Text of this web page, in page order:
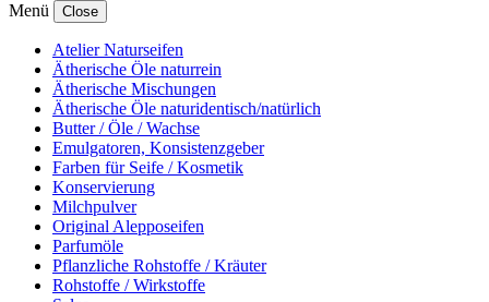
Menü Close
Atelier Naturseifen
Ätherische Öle naturrein
Ätherische Mischungen
Ätherische Öle naturidentisch/natürlich
Butter / Öle / Wachse
Emulgatoren, Konsistenzgeber
Farben für Seife / Kosmetik
Konservierung
Milchpulver
Original Alepposeifen
Parfumöle
Pflanzliche Rohstoffe / Kräuter
Rohstoffe / Wirkstoffe